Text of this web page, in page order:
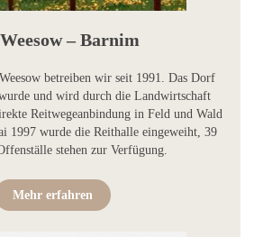
– Barnim
betreiben wir seit 1991. Das Dorf
und wird durch die Landwirtschaft
Reitwegeanbindung in Feld und Wald
1997 wurde die Reithalle eingeweiht, 39
stehen zur Verfügung.
Mehr erfahren